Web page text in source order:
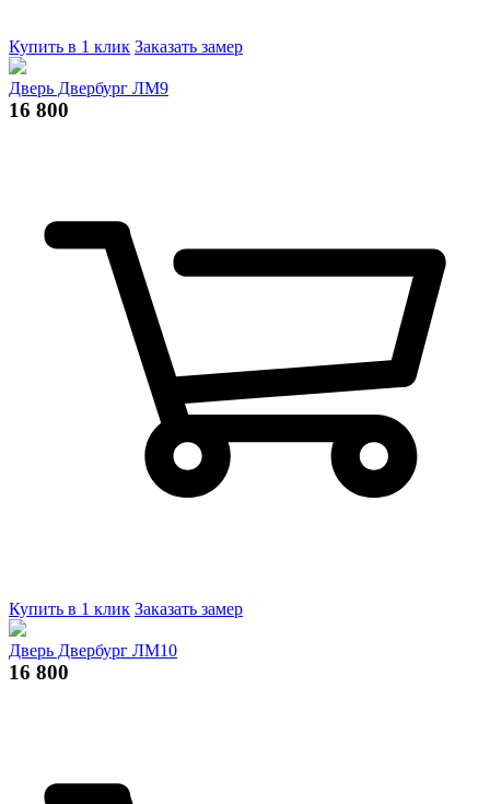
Купить в 1 клик Заказать замер
Дверь Двербург ЛМ9
16 800
Купить в 1 клик Заказать замер
Дверь Двербург ЛМ10
16 800